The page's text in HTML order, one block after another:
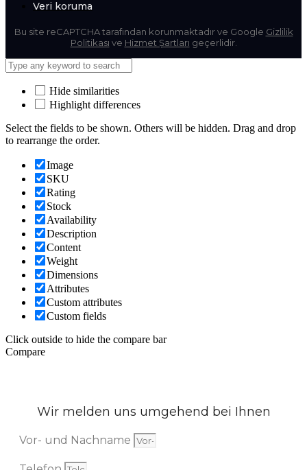
Veri koruma
Bu site reCAPTCHA tarafından korunmaktadır ve Google Gizlilik
Politikası ve Hizmet Şartları geçerlidir.
Hide similarities
Highlight differences
Select the fields to be shown. Others will be hidden. Drag and drop
to rearrange the order.
Image
SKU
Rating
Stock
Availability
Description
Content
Weight
Dimensions
Attributes
Custom attributes
Custom fields
Click outside to hide the compare bar
Compare
Wir melden uns umgehend bei Ihnen
Vor- und Nachname